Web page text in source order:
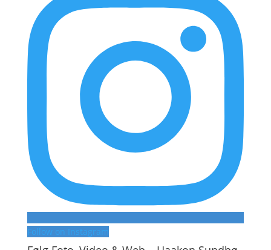
Follow on Instagram